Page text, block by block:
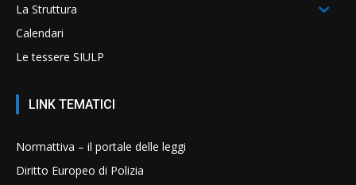
La Struttura
Calendari
Le tessere SIULP
LINK TEMATICI
Normattiva – il portale delle leggi
Diritto Europeo di Polizia